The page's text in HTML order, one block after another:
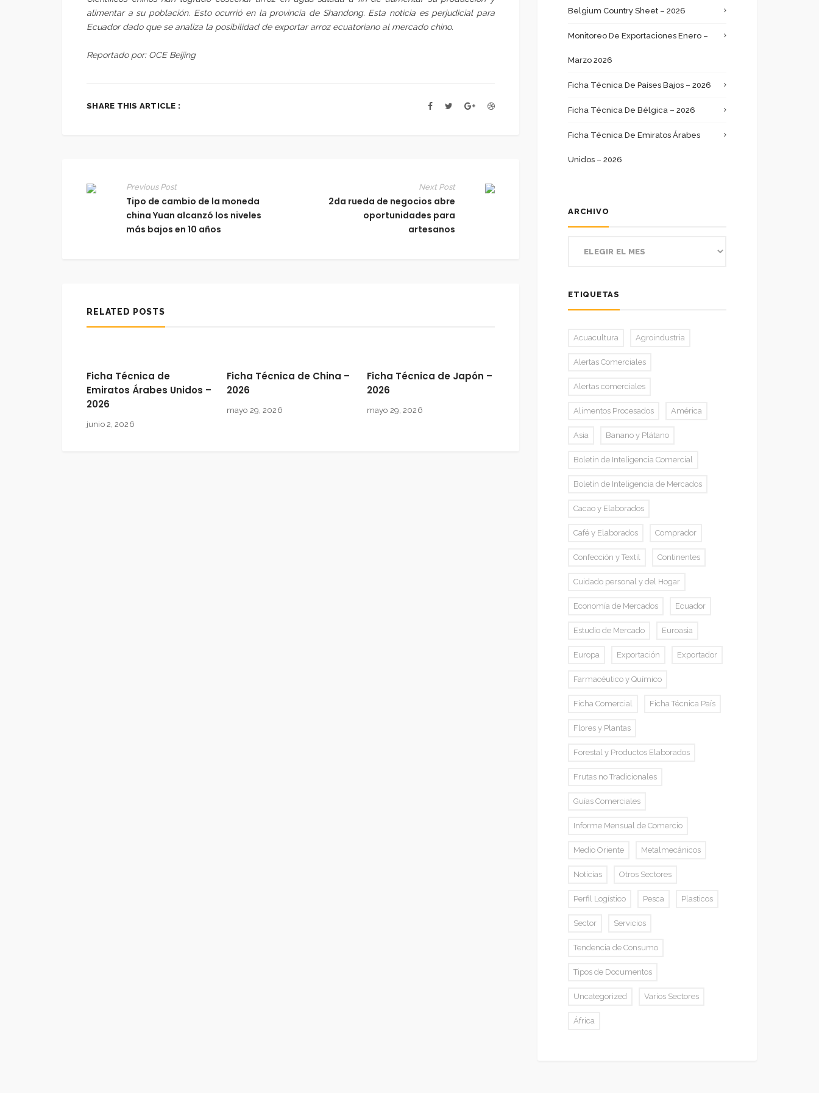
alimentar a su población. Esto ocurrió en la provincia de Shandong. Esta noticia es perjudicial para
Ecuador dado que se analiza la posibilidad de exportar arroz ecuatoriano al mercado chino.
Reportado por: OCE Beijing
SHARE THIS ARTICLE :
Previous Post
Tipo de cambio de la moneda
china Yuan alcanzó los niveles
más bajos en 10 años
Next Post
2da rueda de negocios abre
oportunidades para
artesanos
RELATED POSTS
Ficha Técnica de
Emiratos Árabes Unidos –
2026
junio 2, 2026
Ficha Técnica de China –
2026
mayo 29, 2026
Ficha Técnica de Japón –
2026
mayo 29, 2026
Belgium Country Sheet – 2026
Monitoreo De Exportaciones Enero –
Marzo 2026
Ficha Técnica De Países Bajos – 2026
Ficha Técnica De Bélgica – 2026
Ficha Técnica De Emiratos Árabes
Unidos – 2026
ARCHIVO
ETIQUETAS
Acuacultura Agroindustria
Alertas Comerciales
Alertas comerciales
Alimentos Procesados América
Asia Banano y Plátano
Boletín de Inteligencia Comercial
Boletín de Inteligencia de Mercados
Cacao y Elaborados
Café y Elaborados Comprador
Confección y Textil Continentes
Cuidado personal y del Hogar
Economía de Mercados Ecuador
Estudio de Mercado Euroasia
Europa Exportación Exportador
Farmacéutico y Químico
Ficha Comercial Ficha Técnica País
Flores y Plantas
Forestal y Productos Elaborados
Frutas no Tradicionales
Guías Comerciales
Informe Mensual de Comercio
Medio Oriente Metalmecánicos
Noticias Otros Sectores
Perfil Logístico Pesca Plasticos
Sector Servicios
Tendencia de Consumo
Tipos de Documentos
Uncategorized Varios Sectores
África